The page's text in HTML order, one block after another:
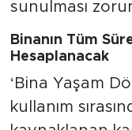
sunulması
Binanın Tüm
Hesaplanacak
‘Bina Yaşam
kullanım